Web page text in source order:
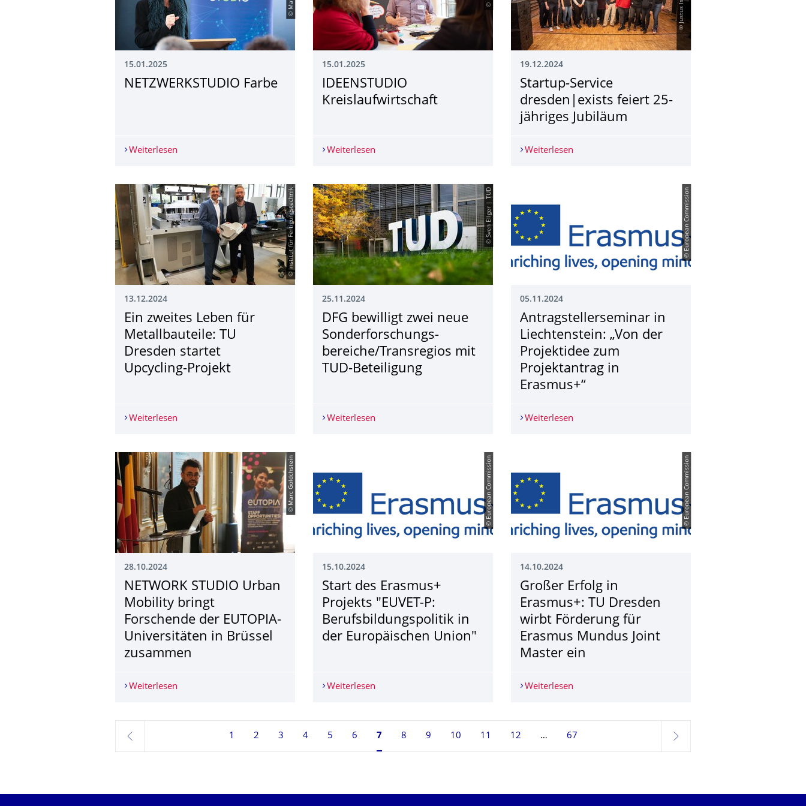
15.01.2025
NETZWERKSTUDIO Farbe
Weiterlesen
15.01.2025
IDEENSTUDIO
Kreislaufwirt­schaft
Weiterlesen
19.12.2024
Startup-Service
dresden|exists feiert 25-
jähriges Jubiläum
Weiterlesen
© Institut für Fertigungstechnik
13.12.2024
Ein zweites Leben für
Metallbauteile: TU
Dresden startet
Upcycling-Projekt
Weiterlesen Ein zweites Leben für Metallbauteile: TU Dresden startet Upcycling-Projekt
© Sven Ellger | TUD
25.11.2024
DFG bewilligt zwei neue
Sonderforschungs­
bereiche/Transregios mit
TUD-Beteiligung
Weiterlesen DFG bewilligt zwei neue Sonderforschungsbereiche/Transregios mit TUD-Beteiligung
© European Commission
05.11.2024
Antragstellersemi­nar in
Liechtenstein: „Von der
Projektidee zum
Projektantrag in
Erasmus+“
Weiterlesen
© Marc Goldchstein
28.10.2024
NETWORK STUDIO Urban
Mobility bringt
Forschende der EUTOPIA-
Universitäten in Brüssel
zusammen
Weiterlesen NETWORK STUDIO Urban Mobility bringt Forschende der EUTOPIA-Universitäten in Brüssel zusammen
© European Commission
15.10.2024
Start des Erasmus+
Projekts "EUVET-P:
Berufsbildungspo­litik in
der Europäischen Union"
Weiterlesen Start des Erasmus+ Projekts "EUVET-P: Berufsbildungspolitik in der Europäischen Union"
© European Commission
14.10.2024
Großer Erfolg in
Erasmus+: TU Dresden
wirbt Förderung für
Erasmus Mundus Joint
Master ein
Weiterlesen
zurück
1 2 3 4 5 6 Seite 7, aktuell ausgewählt
7 8 9 10 11 12 67
weiter